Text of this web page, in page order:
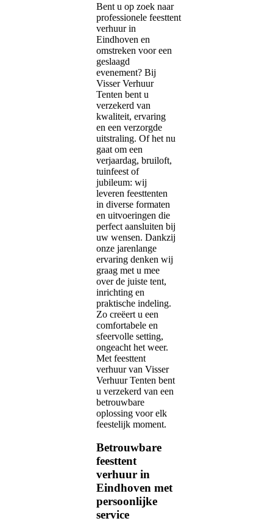
Bent u op zoek naar
professionele feesttent
verhuur in
Eindhoven en
omstreken voor een
geslaagd
evenement? Bij
Visser Verhuur
Tenten bent u
verzekerd van
kwaliteit, ervaring
en een verzorgde
uitstraling. Of het nu
gaat om een
verjaardag, bruiloft,
tuinfeest of
jubileum: wij
leveren feesttenten
in diverse formaten
en uitvoeringen die
perfect aansluiten bij
uw wensen. Dankzij
onze jarenlange
ervaring denken wij
graag met u mee
over de juiste tent,
inrichting en
praktische indeling.
Zo creëert u een
comfortabele en
sfeervolle setting,
ongeacht het weer.
Met feesttent
verhuur van Visser
Verhuur Tenten bent
u verzekerd van een
betrouwbare
oplossing voor elk
feestelijk moment.
Betrouwbare
feesttent
verhuur in
Eindhoven met
persoonlijke
service